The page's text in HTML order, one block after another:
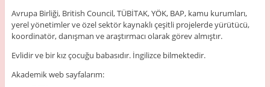
Avrupa Birliği, British Council, TÜBİTAK, YÖK, BAP, kamu kurumları,
yerel yönetimler ve özel sektör kaynaklı çeşitli projelerde yürütücü,
koordinatör, danışman ve araştırmacı olarak görev almıştır.
Evlidir ve bir kız çocuğu babasıdır. İngilizce bilmektedir.
Akademik web sayfalarım: